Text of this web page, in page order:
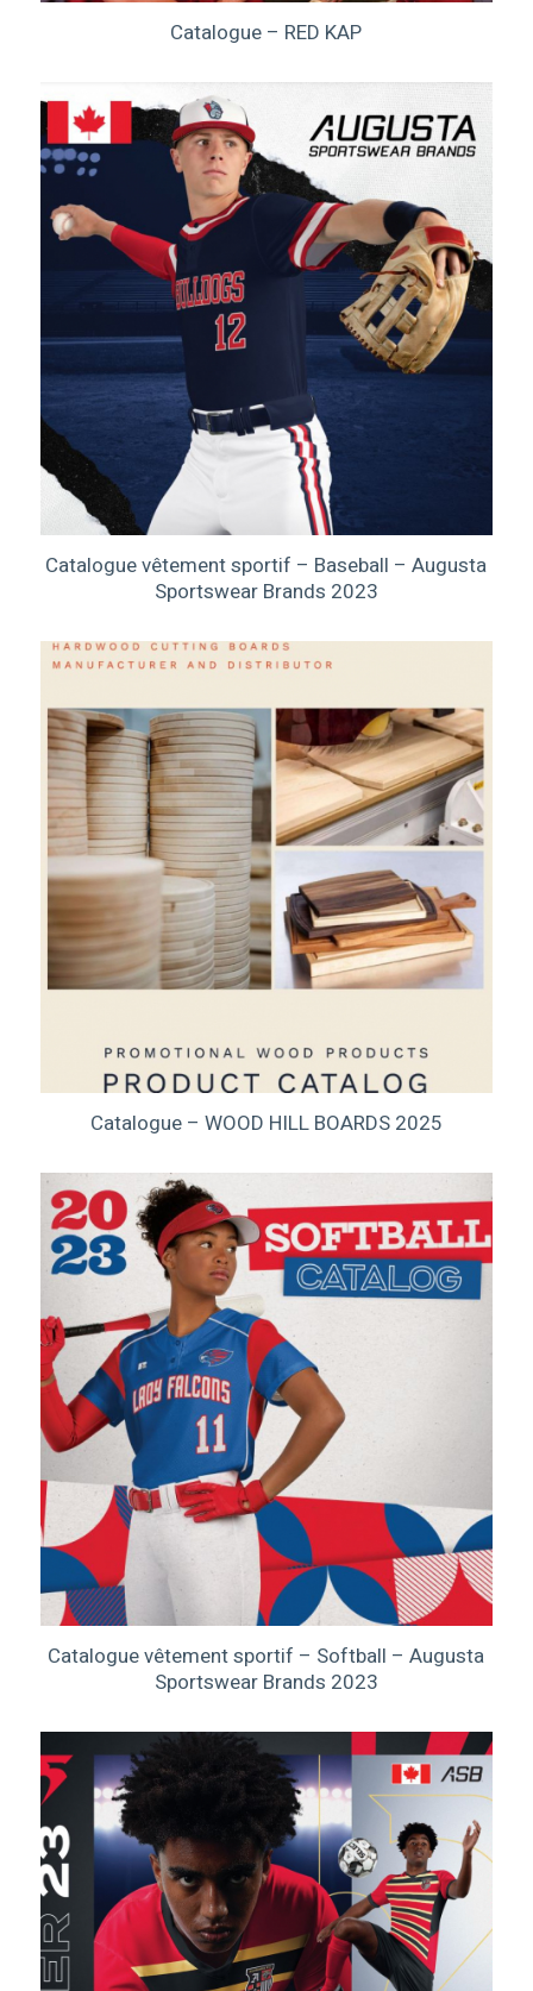
Catalogue – RED KAP
Catalogue vêtement sportif – Baseball – Augusta
Sportswear Brands 2023
Catalogue – WOOD HILL BOARDS 2025
Catalogue vêtement sportif – Softball – Augusta
Sportswear Brands 2023